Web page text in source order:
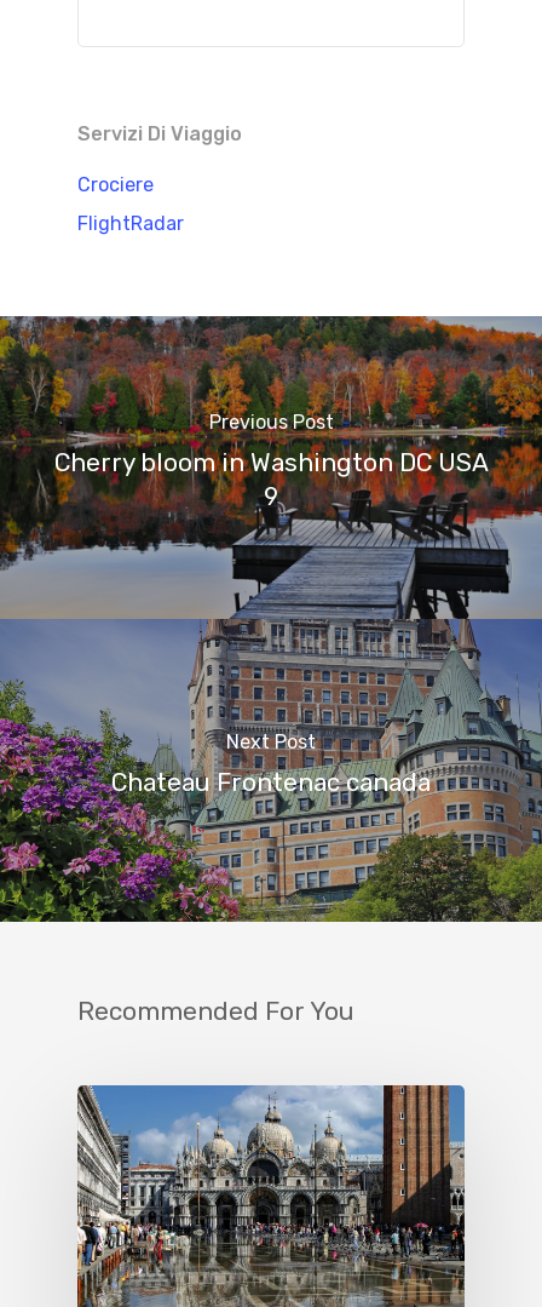
Servizi Di Viaggio
Crociere
FlightRadar
Previous Post
Cherry bloom in Washington DC USA
9
Next Post
Chateau Frontenac canada
Recommended For You